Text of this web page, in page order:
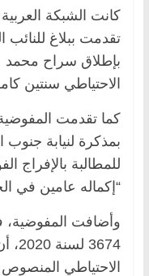
كانت الشبكة
بإطلاق سراح محمد
الاحتياطي سنتين
كما تقدمت
للمطالبة
“إكماله عامين في
وأضافت المفوضية،
الاحتياطي المنصوص